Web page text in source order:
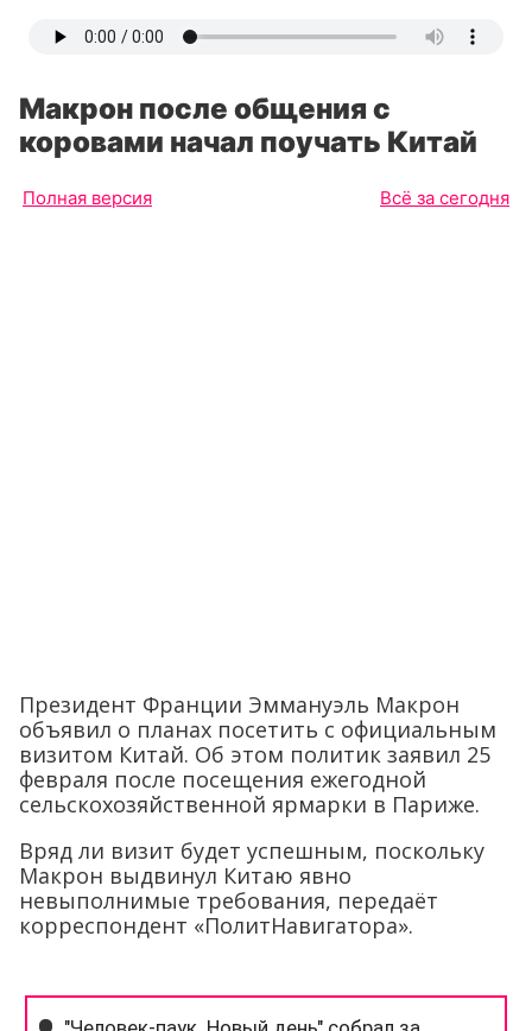
Макрон после общения с
коровами начал поучать Китай
Полная версия Всё за сегодня
Президент Франции Эммануэль Макрон
объявил о планах посетить с официальным
визитом Китай. Об этом политик заявил 25
февраля после посещения ежегодной
сельскохозяйственной ярмарки в Париже.
Вряд ли визит будет успешным, поскольку
Макрон выдвинул Китаю явно
невыполнимые требования, передаёт
корреспондент «ПолитНавигатора».